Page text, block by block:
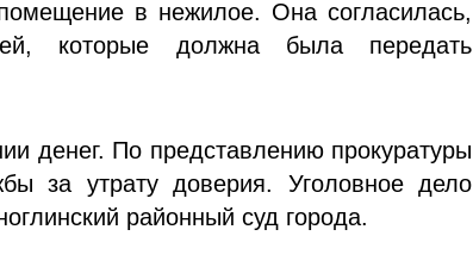
в нежилое. Она согласилась,
которые должна была передать
денег. По представлению прокуратуры
за утрату доверия. Уголовное дело
районный суд города.